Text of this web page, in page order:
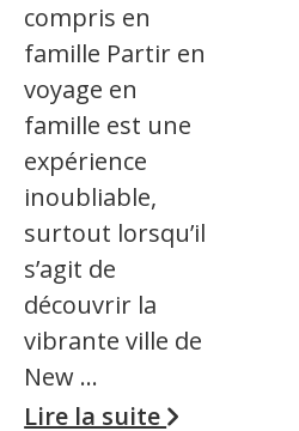
compris en
famille Partir en
voyage en
famille est une
expérience
inoubliable,
surtout lorsqu’il
s’agit de
découvrir la
vibrante ville de
New …
Lire la suite